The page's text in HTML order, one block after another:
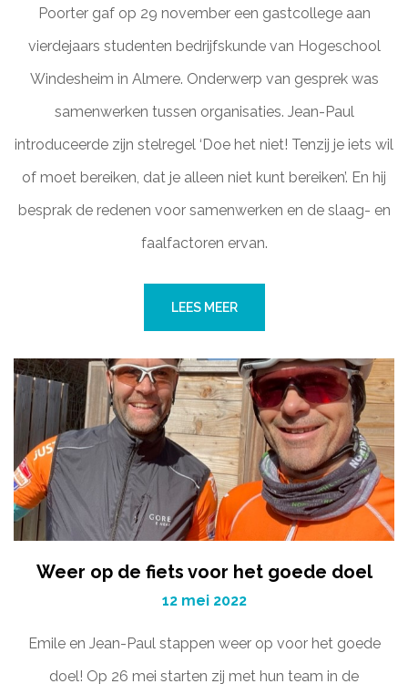
Poorter gaf op 29 november een gastcollege aan
vierdejaars studenten bedrijfskunde van Hogeschool
Windesheim in Almere. Onderwerp van gesprek was
samenwerken tussen organisaties. Jean-Paul
introduceerde zijn stelregel ‘Doe het niet! Tenzij je iets wil
of moet bereiken, dat je alleen niet kunt bereiken’. En hij
besprak de redenen voor samenwerken en de slaag- en
faalfactoren ervan.
LEES MEER
Weer op de fiets voor het goede doel
12 mei 2022
Emile en Jean-Paul stappen weer op voor het goede
doel! Op 26 mei starten zij met hun team in de